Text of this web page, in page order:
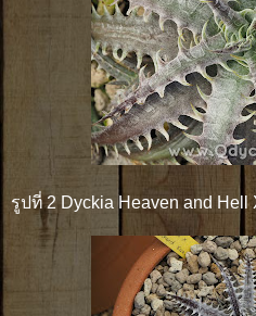
รูปที่ 2 Dyckia Heaven and Hell